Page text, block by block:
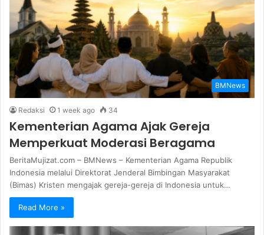
BMNews
Redaksi 1 week ago 34
Kementerian Agama Ajak Gereja
Memperkuat Moderasi Beragama
BeritaMujizat.com – BMNews – Kementerian Agama Republik
Indonesia melalui Direktorat Jenderal Bimbingan Masyarakat
(Bimas) Kristen mengajak gereja-gereja di Indonesia untuk…
Read More »